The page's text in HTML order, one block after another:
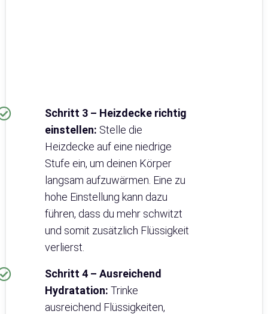
Schritt 3 – Heizdecke richtig
einstellen: Stelle die
Heizdecke auf eine niedrige
Stufe ein, um deinen Körper
langsam aufzuwärmen. Eine zu
hohe Einstellung kann dazu
führen, dass du mehr schwitzt
und somit zusätzlich Flüssigkeit
verlierst.
Schritt 4 – Ausreichend
Hydratation: Trinke
ausreichend Flüssigkeiten,